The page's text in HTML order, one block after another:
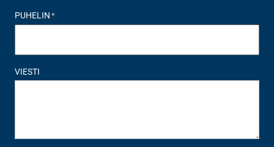
PUHELIN *
VIESTI